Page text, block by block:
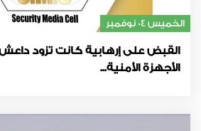
الخميس 04 نوفمبر
القبض على إرهابية كانت تزود
الأجهزة الأمنية...